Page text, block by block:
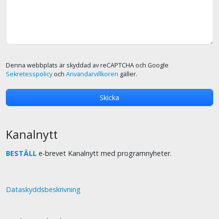
Denna webbplats är skyddad av reCAPTCHA och Google
Sekretesspolicyoch Användarvillkoren gäller.
Kanalnytt
BESTÄLL e-brevet Kanalnytt med programnyheter.
Dataskyddsbeskrivning